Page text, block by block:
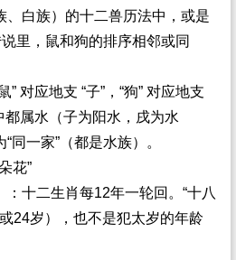
、白族）的十二兽历法中，或是
里，鼠和狗的排序相邻或同
对应地支 “子”，“狗” 对应地支
都属水（子为阳水，戌为水
同一家”（都是水族）。
花”
十二生肖每12年一轮回。“十八
24岁），也不是犯太岁的年龄